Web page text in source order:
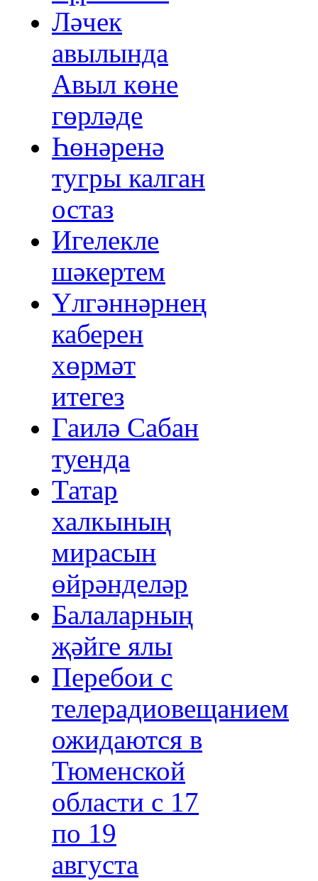
Ләчек
авылында
Авыл көне
гөрләде
Һөнәренә
тугры калган
остаз
Игелекле
шәкертем
Үлгәннәрнең
каберен
хөрмәт
итегез
Гаилә Сабан
туенда
Татар
халкының
мирасын
өйрәнделәр
Балаларның
җәйге ялы
Перебои с
телерадиовещанием
ожидаются в
Тюменской
области с 17
по 19
августа